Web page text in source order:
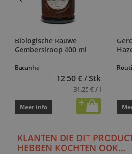
Biologische Rauwe
Gembersiroop 400 ml
Bacanha
12,50 € / Stk
31,25 € / l
Meer info
KLANTEN DIE DIT
HEBBEN KOCHTEN OOK...